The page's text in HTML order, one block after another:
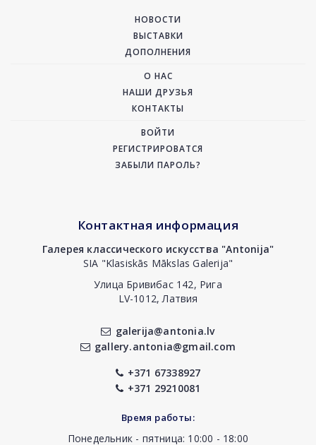
НОВОСТИ
ВЫСТАВКИ
ДОПОЛНЕНИЯ
О НАС
НАШИ ДРУЗЬЯ
КОНТАКТЫ
ВОЙТИ
РЕГИСТРИРОВАТСЯ
ЗАБЫЛИ ПАРОЛЬ?
Контактная информация
Галерея классического искусства "Antonija"
SIA "Klasiskās Mākslas Galerija"
Улица Бривибас 142, Рига
LV-1012, Латвия
galerija@antonia.lv
gallery.antonia@gmail.com
+371 67338927
+371 29210081
Время работы:
Понедельник - пятница: 10:00 - 18:00